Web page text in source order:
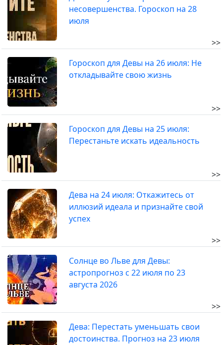
несовершенства. Гороскоп на 28
июля
>>
Гороскоп для Девы на 26 июля: Не
откладывайте свою жизнь
>>
Гороскоп для Девы на 25 июля:
Перестаньте искать идеальность
>>
Дева на 24 июля: Откажитесь от
иллюзий идеала и признайте свой
успех
>>
Солнце во Льве для Девы:
астропрогноз с 22 июля по 23
августа 2026
>>
Дева: Перестать уменьшать свои
достоинства. Прогноз на 23 июля